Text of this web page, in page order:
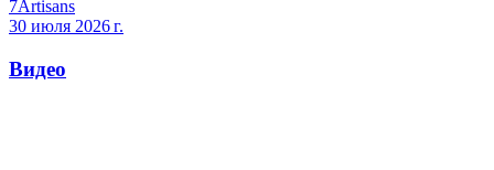
7Artisans
30 июля 2026 г.
Видео